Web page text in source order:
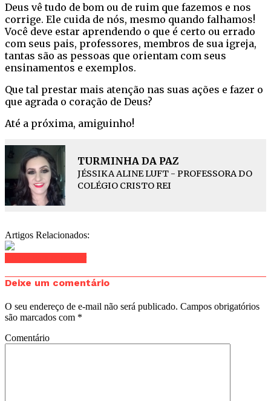
Deus vê tudo de bom ou de ruim que fazemos e nos
corrige. Ele cuida de nós, mesmo quando falhamos!
Você deve estar aprendendo o que é certo ou errado
com seus pais, professores, membros de sua igreja,
tantas são as pessoas que orientam com seus
ensinamentos e exemplos.
Que tal prestar mais atenção nas suas ações e fazer o
que agrada o coração de Deus?
Até a próxima, amiguinho!
TURMINHA DA PAZ
JÉSSIKA ALINE LUFT - PROFESSORA DO
COLÉGIO CRISTO REI
Artigos Relacionados:
Deixe um comentário
O seu endereço de e-mail não será publicado. Campos obrigatórios
são marcados com *
Comentário